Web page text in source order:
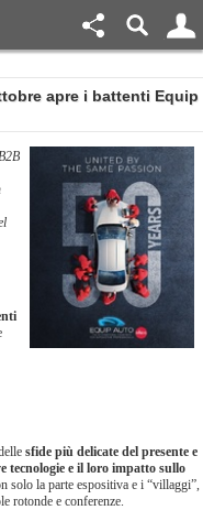
apre i battenti Equip
sfide più delicate del presente e
tecnologie e il loro impatto sullo
solo la parte espositiva e i “villaggi”,
rotonde e conferenze.